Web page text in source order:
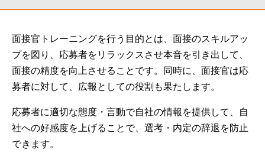
面接官トレーニングを行う目的とは、面接のスキルアッ
プを図り、応募者をリラックスさせ本音を引き出して、
面接の精度を向上させることです。同時に、面接官は応
募者に対して、広報としての役割も果たします。
応募者に適切な態度・言動で自社の情報を提供して、自
社への好感度を上げることで、選考・内定の辞退を防止
できます。